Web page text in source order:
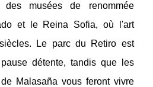
des musées de renommée
et le Reina Sofia, où l'art
Le parc du Retiro est
détente, tandis que les
Malasaña vous feront vivre